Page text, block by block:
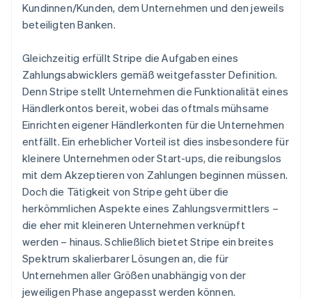
Kundinnen/Kunden, dem Unternehmen und den jeweils
beteiligten Banken.
Gleichzeitig erfüllt Stripe die Aufgaben eines
Zahlungsabwicklers gemäß weitgefasster Definition.
Denn Stripe stellt Unternehmen die Funktionalität eines
Händlerkontos bereit, wobei das oftmals mühsame
Einrichten eigener Händlerkonten für die Unternehmen
entfällt. Ein erheblicher Vorteil ist dies insbesondere für
kleinere Unternehmen oder Start-ups, die reibungslos
mit dem Akzeptieren von Zahlungen beginnen müssen.
Doch die Tätigkeit von Stripe geht über die
herkömmlichen Aspekte eines Zahlungsvermittlers –
die eher mit kleineren Unternehmen verknüpft
werden – hinaus. Schließlich bietet Stripe ein breites
Spektrum skalierbarer Lösungen an, die für
Unternehmen aller Größen unabhängig von der
jeweiligen Phase angepasst werden können.